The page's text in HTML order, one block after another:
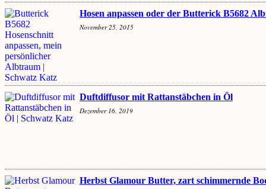
Hosen anpassen oder der Butterick B5682
November 25, 2015
Duftdiffusor mit Rattanstäbchen in Öl
Dezember 16, 2019
Herbst Glamour Butter, zart schimmernde